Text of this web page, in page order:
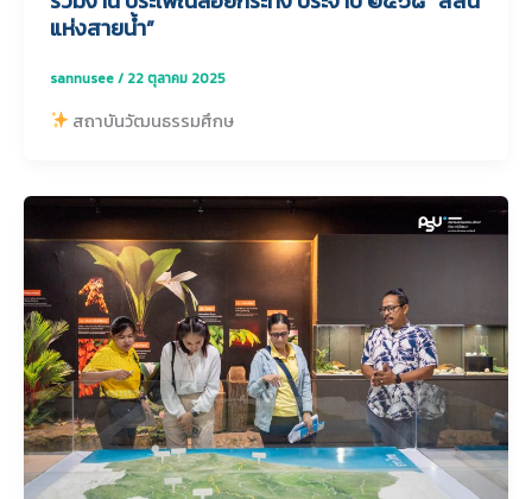
แห่งสายน้ำ”
sannusee/ 22 ตุลาคม 2025
สถาบันวัฒนธรรมศึกษ